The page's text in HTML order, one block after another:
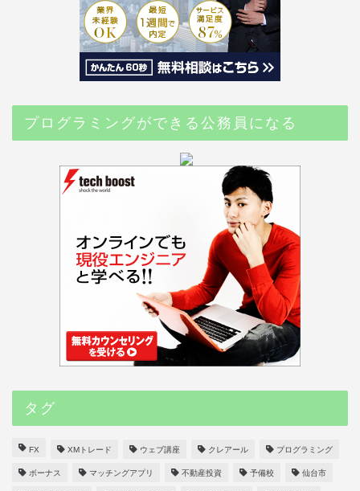
プログラミングができる公務員になる
タグ
FX XMトレード ウェブ講座 クレアール プログラミング
ボーナス マッチングアプリ 不動産投資 予備校 仙台市